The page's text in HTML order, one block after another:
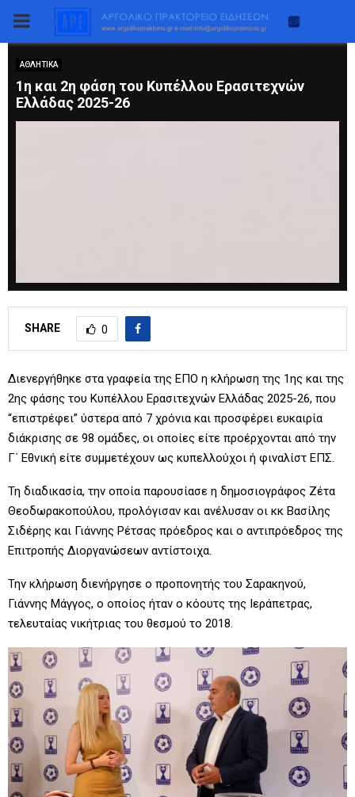
PRIMARY
MENU
ΑΘΛΗΤΙΚΑ
1η και 2η φάση του Κυπέλλου Ερασιτεχνών
Ελλάδας 2025-26
SHARE 0
Διενεργήθηκε στα γραφεία της ΕΠΟ η κλήρωση της 1ης και της
2ης φάσης του Κυπέλλου Ερασιτεχνών Ελλάδας 2025-26, που
“επιστρέφει” ύστερα από 7 χρόνια και προσφέρει ευκαιρία
διάκρισης σε 98 ομάδες, οι οποίες είτε προέρχονται από την
Γ΄ Εθνική είτε συμμετέχουν ως κυπελλούχοι ή φιναλίστ ΕΠΣ.
Τη διαδικασία, την οποία παρουσίασε η δημοσιογράφος Ζέτα
Θεοδωρακοπούλου, προλόγισαν και ανέλυσαν οι κκ Βασίλης
Σιδέρης και Γιάννης Ρέτσας πρόεδρος και ο αντιπρόεδρος της
Επιτροπής Διοργανώσεων αντίστοιχα.
Την κλήρωση διενήργησε ο προπονητής του Σαρακηνού,
Γιάννης Μάγγος, ο οποίος ήταν ο κόουτς της Ιεράπετρας,
τελευταίας νικήτριας του θεσμού το 2018.